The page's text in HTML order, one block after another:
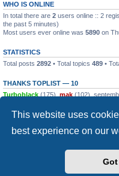
This website uses
best experience on our
WHO IS ONLINE
In total there are 2 users online :: 2
the past 5 minutes)
Most users ever online was 5890 on
STATISTICS
Total posts 2892 • Total topics 489 •
THANKS TOPLIST — 10
Turboblack (175), mak (102),